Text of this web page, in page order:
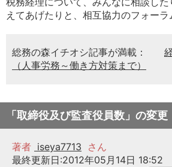
えてあげたりと、相互協力のフォーラ
総務の森イチオシ記事が満載：
（人事労務～働き方対策まで）
「取締役及び監査役員数」の変更
著者 iseya7713
さん
最終更新日:2012年05月14日 18:52